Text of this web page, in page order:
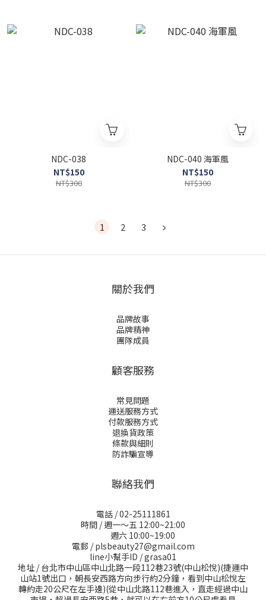
NDC-038
NT$150
NT$300
NDC-040 海軍風
NT$150
NT$300
1 2 3
關於我們
品牌故事
品牌精神
團隊成員
顧客服務
常見問題
運送服務方式
付款服務方式
退換貨政策
條款與細則
防詐騙宣導
聯絡我們
電話 / 02-25111861
時間 / 週一～五 12:00~21:00
週六 10:00~19:00
電郵 / plsbeauty27@gmail.com
line小幫手ID / grasa01
地址 / 台北市中山區中山北路一段112巷23號(中山松悅)(捷運中
山站1號出口，朝長安西路方向步行約2分鐘，看到中山松悅左
轉約走20公尺在左手邊)(從中山北路112巷進入，直走經過中山